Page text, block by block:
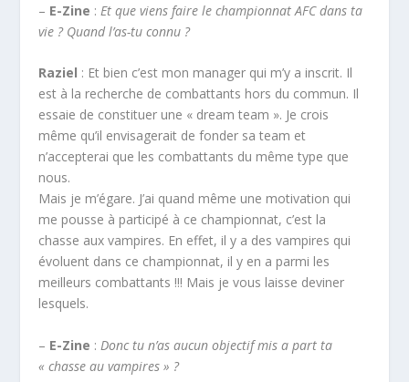
– E-Zine :Et que viens faire le championnat AFC dans ta
vie ? Quand l’as-tu connu ?
Raziel : Et bien c’est mon manager qui m’y a inscrit. Il
est à la recherche de combattants hors du commun. Il
essaie de constituer une « dream team ». Je crois
même qu’il envisagerait de fonder sa team et
n’accepterai que les combattants du même type que
nous.
Mais je m’égare. J’ai quand même une motivation qui
me pousse à participé à ce championnat, c’est la
chasse aux vampires. En effet, il y a des vampires qui
évoluent dans ce championnat, il y en a parmi les
meilleurs combattants !!! Mais je vous laisse deviner
lesquels.
– E-Zine : Donc tu n’as aucun objectif mis a part ta
« chasse au vampires » ?